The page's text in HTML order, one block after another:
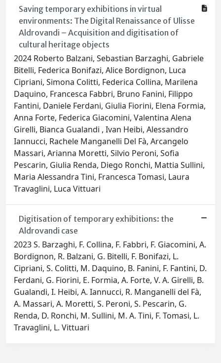
Saving temporary exhibitions in virtual
environments: The Digital Renaissance of Ulisse
Aldrovandi – Acquisition and digitisation of
cultural heritage objects
2024 Roberto Balzani, Sebastian Barzaghi, Gabriele
Bitelli, Federica Bonifazi, Alice Bordignon, Luca
Cipriani, Simona Colitti, Federica Collina, Marilena
Daquino, Francesca Fabbri, Bruno Fanini, Filippo
Fantini, Daniele Ferdani, Giulia Fiorini, Elena Formia,
Anna Forte, Federica Giacomini, Valentina Alena
Girelli, Bianca Gualandi , Ivan Heibi, Alessandro
Iannucci, Rachele Manganelli Del Fà, Arcangelo
Massari, Arianna Moretti, Silvio Peroni, Sofia
Pescarin, Giulia Renda, Diego Ronchi, Mattia Sullini,
Maria Alessandra Tini, Francesca Tomasi, Laura
Travaglini, Luca Vittuari
Digitisation of temporary exhibitions: the
Aldrovandi case
2023 S. Barzaghi, F. Collina, F. Fabbri, F. Giacomini, A.
Bordignon, R. Balzani, G. Bitelli, F. Bonifazi, L.
Cipriani, S. Colitti, M. Daquino, B. Fanini, F. Fantini, D.
Ferdani, G. Fiorini, E. Formia, A. Forte, V. A. Girelli, B.
Gualandi, I. Heibi, A. Iannucci, R. Manganelli del Fà,
A. Massari, A. Moretti, S. Peroni, S. Pescarin, G.
Renda, D. Ronchi, M. Sullini, M. A. Tini, F. Tomasi, L.
Travaglini, L. Vittuari